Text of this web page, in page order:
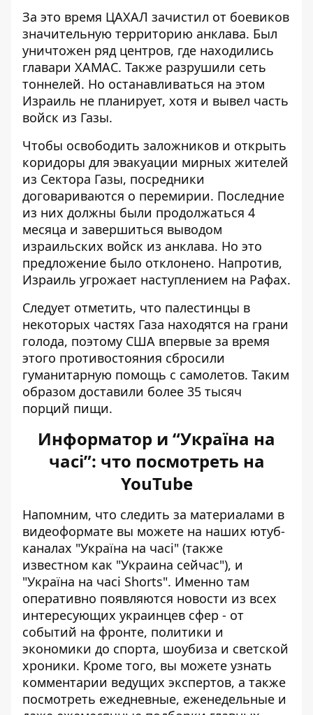
За это время ЦАХАЛ зачистил от боевиков
значительную территорию анклава. Был
уничтожен ряд центров, где находились
главари ХАМАС. Также разрушили сеть
тоннелей. Но останавливаться на этом
Израиль не планирует, хотя и вывел часть
войск из Газы.
Чтобы освободить заложников и открыть
коридоры для эвакуации мирных жителей
из Сектора Газы, посредники
договариваются о перемирии. Последние
из них должны были продолжаться 4
месяца и завершиться выводом
израильских войск из анклава. Но это
предложение было отклонено. Напротив,
Израиль угрожает наступлением на Рафах.
Следует отметить, что палестинцы в
некоторых частях Газа находятся на грани
голода, поэтому США впервые за время
этого противостояния сбросили
гуманитарную помощь с самолетов. Таким
образом доставили более 35 тысяч
порций пищи.
Информатор и “Україна на
часі”: что посмотреть на
YouTube
Напомним, что следить за материалами в
видеоформате вы можете на наших ютуб-
каналах "Україна на часі" (также
известном как "Украина сейчас"), и
"Україна на часі Shorts". Именно там
оперативно появляются новости из всех
интересующих украинцев сфер - от
событий на фронте, политики и
экономики до спорта, шоубиза и светской
хроники. Кроме того, вы можете узнать
комментарии ведущих экспертов, а также
посмотреть ежедневные, еженедельные и